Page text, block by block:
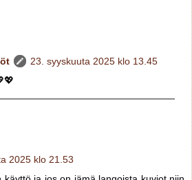
23. syyskuuta 2025 klo 13.45
2025 klo 21.53